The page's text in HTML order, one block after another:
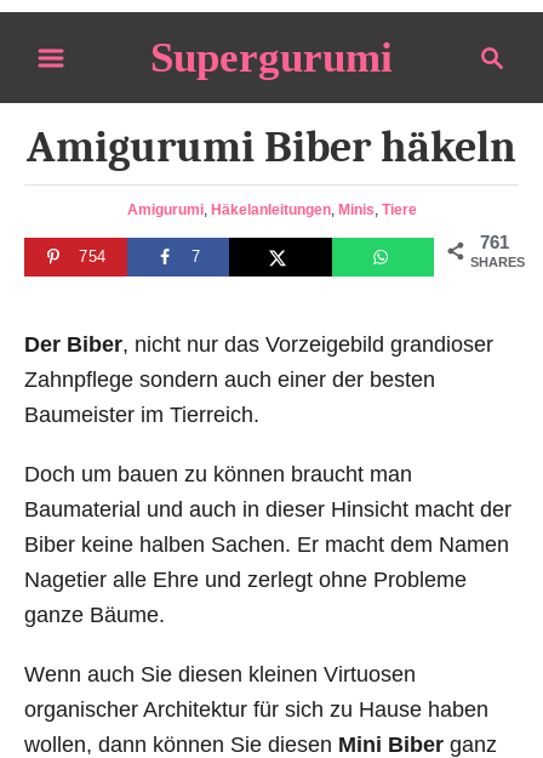
i
a
r
Supergurumi
Amigurumi Biber häkeln
C
a
i
e
Amigurumi, Häkelanleitungen, Minis, Tiere
761
SHARES
754 7
Der Biber, nicht nur das Vorzeigebild grandioser
Zahnpflege sondern auch einer der besten
Baumeister im Tierreich.
Doch um bauen zu können braucht man
Baumaterial und auch in dieser Hinsicht macht der
Biber keine halben Sachen. Er macht dem Namen
Nagetier alle Ehre und zerlegt ohne Probleme
ganze Bäume.
Wenn auch Sie diesen kleinen Virtuosen
organischer Architektur für sich zu Hause haben
wollen, dann können Sie diesen Mini Biber ganz